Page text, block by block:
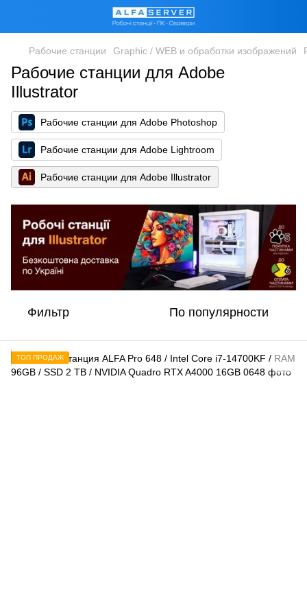
Рабочие станции Graphic / WEB и обработки изображений
Рабочие станции для Adobe
Illustrator
Рабочие станции для Adobe Photoshop
Рабочие станции для Adobe Lightroom
Рабочие станции для Adobe Illustrator
Фильтр По популярности
ТОП ПРОДАЖ